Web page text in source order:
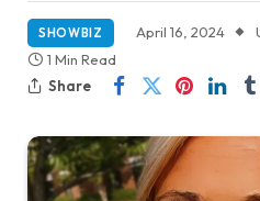
SHOWBIZ April 16, 2024
1 Min Read
Share